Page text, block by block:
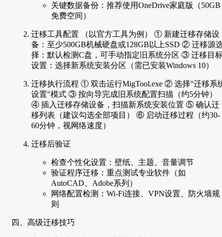
关键数据备份：推荐使用OneDrive家庭版（50GB
免费空间）
迁移工具配置 （以官方工具为例） ① 新建迁移存储设
备：至少500GB机械硬盘或128GB以上SSD ② 迁移源
择：默认检测C盘，可手动指定旧系统分区 ③ 迁移目
设置：选择新系统安装分区（需已安装Windows 10）
迁移执行流程 ① 双击运行MigTool.exe ② 选择"迁移系
设置"模式 ③ 按向导完成旧系统配置扫描（约5分钟）
④ 插入迁移存储设备，扫描新系统安装位置 ⑤ 确认迁
移列表（建议勾选全部项目） ⑥ 启动迁移过程（约30-
60分钟，视网络速度）
迁移后验证
检查个性化设置：壁纸、主题、音量调节
验证程序迁移：重点测试专业软件（如
AutoCAD、Adobe系列）
网络配置检测：Wi-Fi连接、VPN设置、防火墙规
则
四、高级迁移技巧